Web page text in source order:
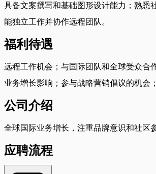
具备文案撰写和基础图形设计能力；熟悉
能独立工作并协作远程团队。
福利待遇
远程工作机会；与国际团队和全球受众合
业务增长影响；参与战略营销倡议的机会
公司介绍
全球国际业务增长，注重品牌意识和社区
应聘流程